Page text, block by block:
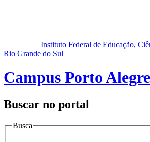
Instituto Federal de Educação,
Rio Grande do Sul
Campus Porto Alegre
Buscar no portal
Busca